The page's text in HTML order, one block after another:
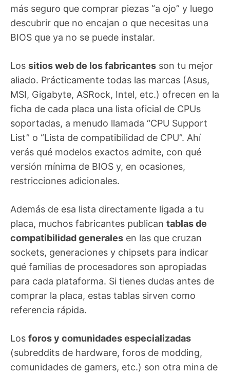
más seguro que comprar piezas “a ojo” y luego
descubrir que no encajan o que necesitas una
BIOS que ya no se puede instalar.
Los sitios web de los fabricantes son tu mejor
aliado. Prácticamente todas las marcas (Asus,
MSI, Gigabyte, ASRock, Intel, etc.) ofrecen en la
ficha de cada placa una lista oficial de CPUs
soportadas, a menudo llamada “CPU Support
List” o “Lista de compatibilidad de CPU”. Ahí
verás qué modelos exactos admite, con qué
versión mínima de BIOS y, en ocasiones,
restricciones adicionales.
Además de esa lista directamente ligada a tu
placa, muchos fabricantes publican tablas de
compatibilidad generales en las que cruzan
sockets, generaciones y chipsets para indicar
qué familias de procesadores son apropiadas
para cada plataforma. Si tienes dudas antes de
comprar la placa, estas tablas sirven como
referencia rápida.
Los foros y comunidades especializadas
(subreddits de hardware, foros de modding,
comunidades de gamers, etc.) son otra mina de